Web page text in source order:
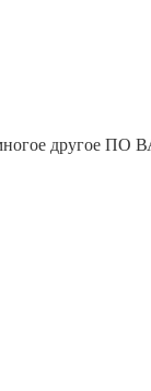
и многое другое